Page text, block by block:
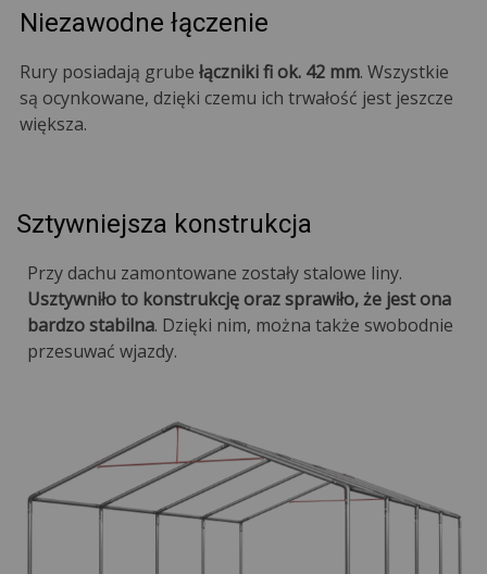
Niezawodne łączenie
Rury posiadają grube łączniki fi ok. 42 mm. Wszystkie
są ocynkowane, dzięki czemu ich trwałość jest jeszcze
większa.
Sztywniejsza konstrukcja
Przy dachu zamontowane zostały stalowe liny.
Usztywniło to konstrukcję oraz sprawiło, że jest ona
bardzo stabilna. Dzięki nim, można także swobodnie
przesuwać wjazdy.